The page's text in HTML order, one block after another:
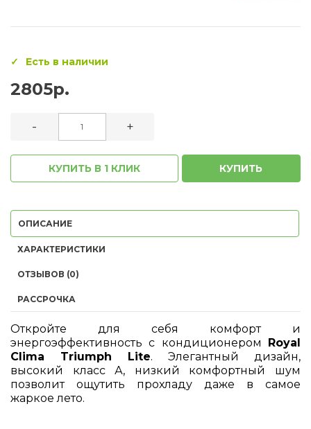
Есть в наличии
2805р.
- +
КУПИТЬ В 1 КЛИК КУПИТЬ
ОПИСАНИЕ
ХАРАКТЕРИСТИКИ
ОТЗЫВОВ (0)
РАССРОЧКА
Откройте для себя комфорт и
энергоэффективность с кондиционером Royal
Clima Triumph Lite. Элегантный дизайн,
высокий класс А, низкий комфортный шум
позволит ощутить прохладу даже в самое
жаркое лето.